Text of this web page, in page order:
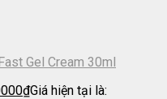
Gel Cream 30ml
₫Giá hiện tại là: